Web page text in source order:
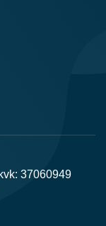
kvk: 37060949